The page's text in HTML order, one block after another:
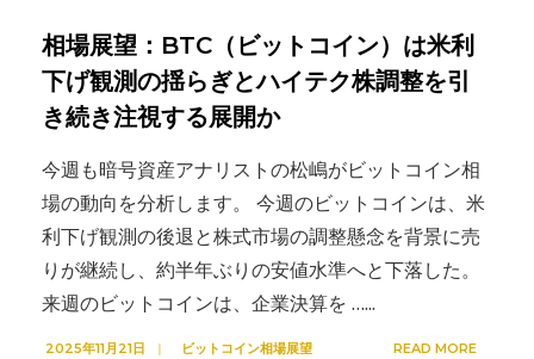
相場展望：BTC（ビットコイン）は米利
下げ観測の揺らぎとハイテク株調整を引
き続き注視する展開か
今週も暗号資産アナリストの松嶋がビットコイン相
場の動向を分析します。 今週のビットコインは、米
利下げ観測の後退と株式市場の調整懸念を背景に売
りが継続し、約半年ぶりの安値水準へと下落した。
来週のビットコインは、企業決算を …...
2025年11月21日 | ビットコイン相場展望 READ MORE